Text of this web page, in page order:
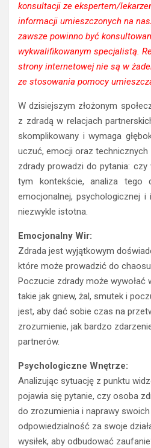
konsultacji ze ekspertem/
informacji umieszczonych na
zawsze powinno być
wykwalifikowanym specjalistą.
strony internetowej nie są w
ze stosowania pomocy
W dzisiejszym złożonym
z zdradą w relacjach
skomplikowany i wymaga
uczuć, emocji oraz
zdrady prowadzi do pytania:
tym kontekście, analiza tego
emocjonalnej, psychologicznej
niezwykle istotna.
Emocjonalny Wir:
Zdrada jest wyjątkowym
które może prowadzić do
Poczucie zdrady może wywołać
takie jak gniew, żal, smutek i
jest, aby dać sobie czas na
zrozumienie, jak bardzo
partnerów.
Psychologiczne Wnętrze:
Analizując sytuację z punktu
pojawia się pytanie, czy osoba
do zrozumienia i naprawy swoich
odpowiedzialność za swoje
wysiłek, aby odbudować